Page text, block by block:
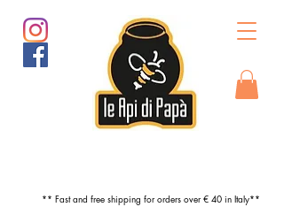
** Fast and free shipping for orders over € 40 in Italy**